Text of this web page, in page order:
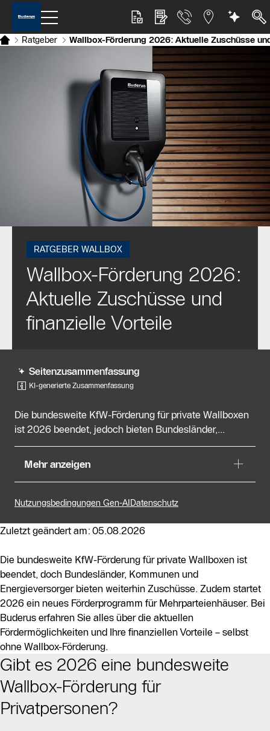
Ratgeber Wallbox-Förderung 2026: Aktuelle Zuschüsse
RATGEBER WALLBOX
Wallbox-Förderung 2026:
Aktuelle Zuschüsse und
finanzielle Vorteile
Seitenzusammenfassung
KI-generierte Zusammenfassung
Die bundesweite KfW-Förderung für private Wallboxen
ist 2026 beendet, jedoch bieten Bundesländer,...
ist 2026 beendet, jedoch bieten Bundesländer,
Kommunen und Energieversorger weiterhin Zuschüsse
an. Ein neues Förderprogramm für Mehrparteienhäuser
wird 2026 eingeführt, das Eigentümergemeinschaften
und Vermieter unterstützt. Aktuell gibt es keine
bundesweite Förderung für Privatpersonen, und die
KfW-Förderung 442 war bereits am ersten Tag
ausgeschöpft.
Regionale Förderprogramme variieren stark in Höhe
und Bedingungen. In Baden-Württemberg können bis
zu 2.500 € für die Elektroinstallation in
Mehrparteienhäusern gefördert werden, während
Nordrhein-Westfalen Zuschüsse von bis zu 1.500 € für
private Ladestationen in Mehrfamilienhäusern bietet,
jedoch derzeit pausiert ist.
Zusätzlich zu regionalen Zuschüssen profitieren E-
Mehr anzeigen
Nutzungsbedingungen Gen-AIDatenschutz
Zuletzt geändert am: 05.08.2026
Die bundesweite KfW-Förderung für private Wallboxen ist
beendet, doch Bundesländer, Kommunen und
Energieversorger bieten weiterhin Zuschüsse. Zudem startet
2026 ein neues Förderprogramm für Mehrparteienhäuser. Bei
Buderus erfahren Sie alles über die aktuellen
Fördermöglichkeiten und Ihre finanziellen Vorteile – selbst
ohne Wallbox-Förderung.
Gibt es 2026 eine bundesweite
Wallbox-Förderung für
Privatpersonen?